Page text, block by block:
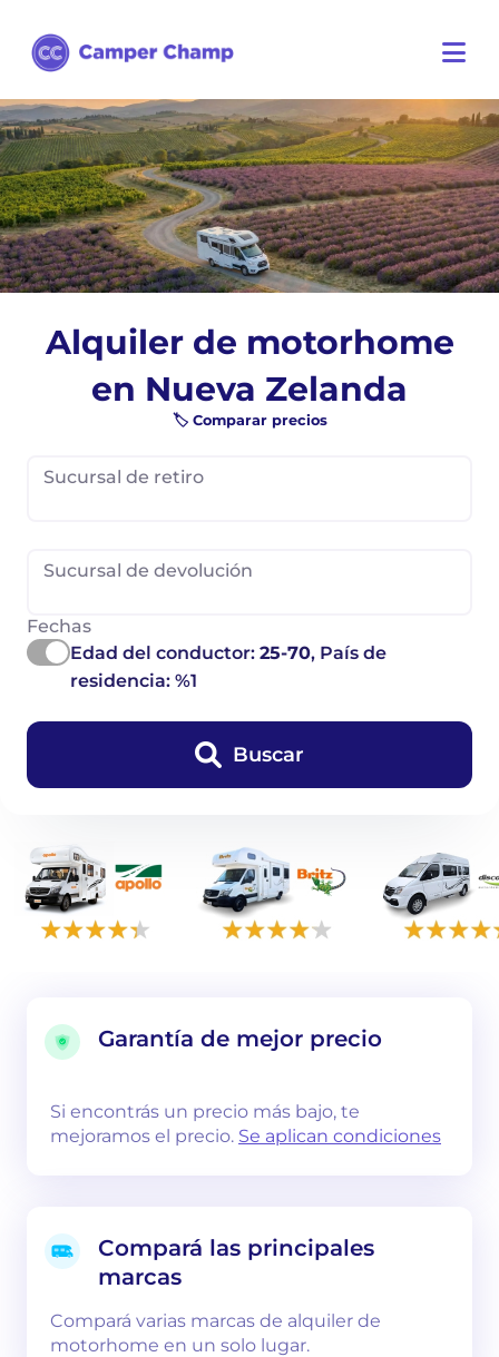
Alquiler de motorhome
en Nueva Zelanda
🏷️ Comparar precios
Sucursal de retiro
Sucursal de devolución
Fechas
Edad del conductor:25-70, País de
residencia: %1
Buscar
Garantía de mejor precio
Si encontrás un precio más bajo, te
mejoramos el precio. Se aplican condiciones
Compará las principales
marcas
Compará varias marcas de alquiler de
motorhome en un solo lugar.